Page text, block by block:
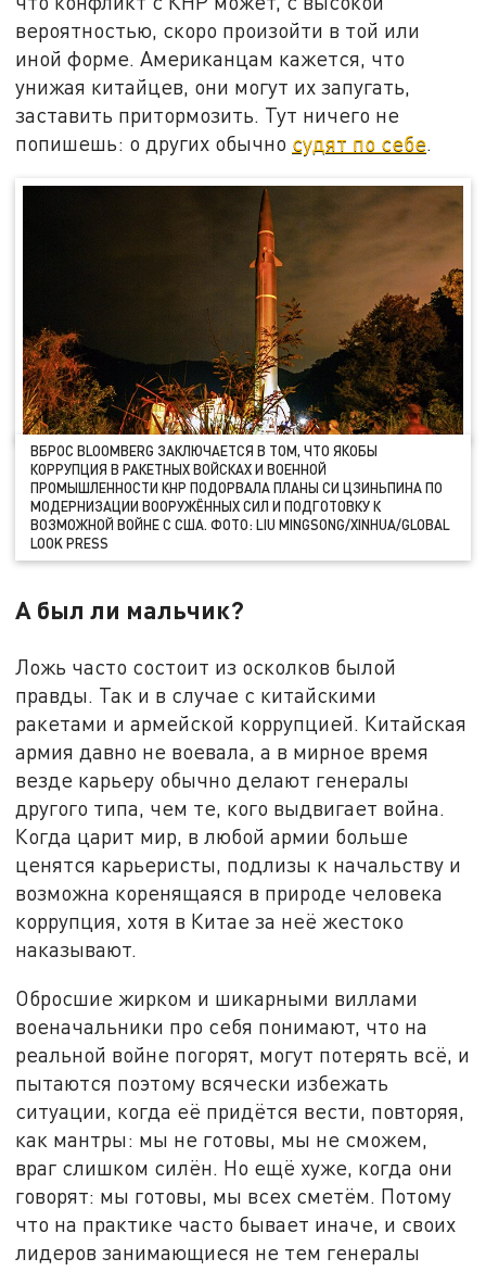
вероятностью, скоро произойти в той или
иной форме. Американцам кажется, что
унижая китайцев, они могут их запугать,
заставить притормозить. Тут ничего не
попишешь: о других обычно судят по себе.
ВБРОС BLOOMBERG ЗАКЛЮЧАЕТСЯ В ТОМ, ЧТО ЯКОБЫ
КОРРУПЦИЯ В РАКЕТНЫХ ВОЙСКАХ И ВОЕННОЙ
ПРОМЫШЛЕННОСТИ КНР ПОДОРВАЛА ПЛАНЫ СИ ЦЗИНЬПИНА ПО
МОДЕРНИЗАЦИИ ВООРУЖЁННЫХ СИЛ И ПОДГОТОВКУ К
ВОЗМОЖНОЙ ВОЙНЕ С США. ФОТО: LIU MINGSONG/XINHUA/GLOBAL
LOOK PRESS
А был ли мальчик?
Ложь часто состоит из осколков былой
правды. Так и в случае с китайскими
ракетами и армейской коррупцией. Китайская
армия давно не воевала, а в мирное время
везде карьеру обычно делают генералы
другого типа, чем те, кого выдвигает война.
Когда царит мир, в любой армии больше
ценятся карьеристы, подлизы к начальству и
возможна коренящаяся в природе человека
коррупция, хотя в Китае за неё жестоко
наказывают.
Обросшие жирком и шикарными виллами
военачальники про себя понимают, что на
реальной войне погорят, могут потерять всё, и
пытаются поэтому всячески избежать
ситуации, когда её придётся вести, повторяя,
как мантры: мы не готовы, мы не сможем,
враг слишком силён. Но ещё хуже, когда они
говорят: мы готовы, мы всех сметём. Потому
что на практике часто бывает иначе, и своих
лидеров занимающиеся не тем генералы